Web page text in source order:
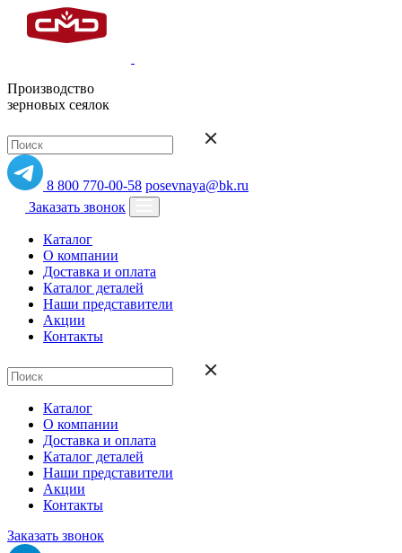
Производство
зерновых сеялок
8 800 770-00-58 posevnaya@bk.ru
Заказать звонок
Каталог
О компании
Доставка и оплата
Каталог деталей
Наши представители
Акции
Контакты
Каталог
О компании
Доставка и оплата
Каталог деталей
Наши представители
Акции
Контакты
Заказать звонок